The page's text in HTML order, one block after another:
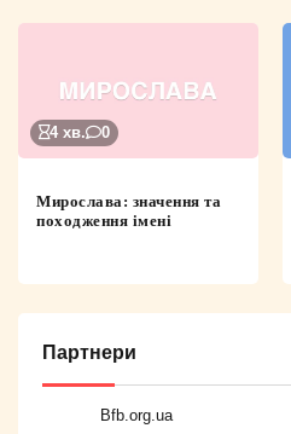
4 хв. 0
Мирослава: значення та
походження імені
Партнери
Bfb.org.ua